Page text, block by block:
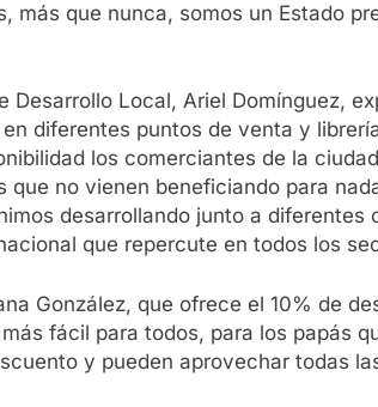
más que nunca, somos un Estado
Local, Ariel Domínguez,
diferentes puntos de venta y
los comerciantes de la
no vienen beneficiando para
desarrollando junto a
que repercute en todos los
González, que ofrece el 10% de
fácil para todos, para los papás
y pueden aprovechar todas